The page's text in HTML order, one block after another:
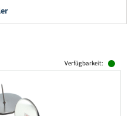
Verfügbarkeit: